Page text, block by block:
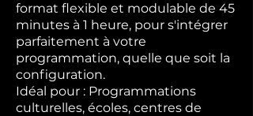
format flexible et modulable de 45
minutes à 1 heure, pour s'intégrer
parfaitement à votre
programmation, quelle que soit la
configuration.
Idéal pour : Programmations
culturelles, écoles, centres de